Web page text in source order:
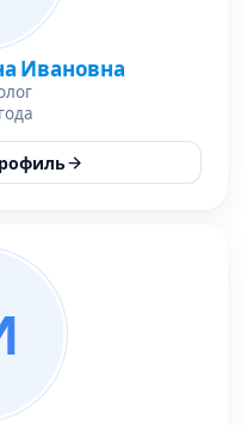
Ивановна